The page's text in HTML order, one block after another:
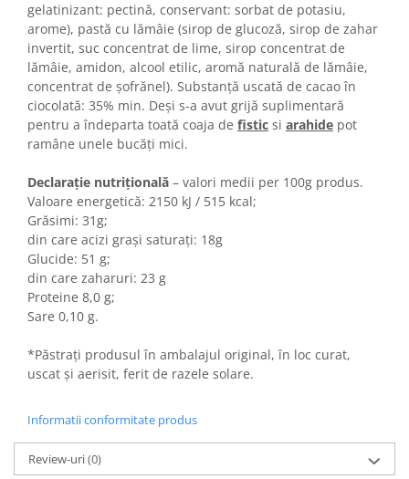
Grisine
Crochete
Produse de gătit
Faina
Arpacas si pesmet
Malai
Panificatie congelata
Patiserie congelata
Pizza congelata
Baton Cookie congelat
Cheesecake congelat
Horeca
Faina Profesionala
Fursecuri vrac
Cadouri
Pachete Cadou
Cozonac Wine Collection
gelatinizant: pectină, conservant: sorbat de potasiu,
arome), pastă cu lămâie (sirop de glucoză, sirop de zahar
invertit, suc concentrat de lime, sirop concentrat de
lămâie, amidon, alcool etilic, aromă naturală de lămâie,
concentrat de șofrănel). Substanță uscată de cacao în
ciocolată: 35% min. Deși s-a avut grijă suplimentară
pentru a îndeparta toată coaja de fistic si arahide pot
ramâne unele bucăți mici.
Declarație nutrițională – valori medii per 100g produs.
Valoare energetică: 2150 kJ / 515 kcal;
Grăsimi: 31g;
din care acizi grași saturați: 18g
Glucide: 51 g;
din care zaharuri: 23 g
Proteine 8,0 g;
Sare 0,10 g.
*Păstrați produsul în ambalajul original, în loc curat,
uscat și aerisit, ferit de razele solare.
Informatii conformitate produs
Review-uri(0)